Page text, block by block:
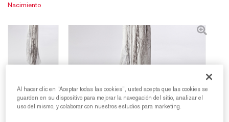
Nacimiento
Al hacer clic en “Aceptar todas las cookies”, usted acepta que las cookies se
guarden en su dispositivo para mejorar la navegación del sitio, analizar el
uso del mismo, y colaborar con nuestros estudios para marketing.